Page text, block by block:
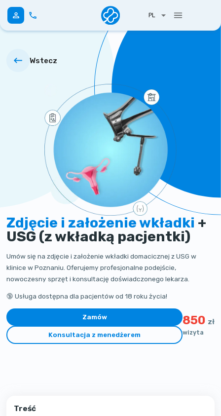
PL
Wstecz
Zdjęcie i założenie wkładki +
USG (z wkładką pacjentki)
Umów się na zdjęcie i założenie wkładki domacicznej z USG w
klinice w Poznaniu. Oferujemy profesjonalne podejście,
nowoczesny sprzęt i konsultację doświadczonego lekarza.
🔞 Usługa dostępna dla pacjentów od 18 roku życia!
Zamów
Konsultacja z menedżerem
850 zł
wizyta
Treść